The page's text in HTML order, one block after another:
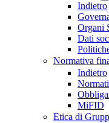
Indietro
Organi
Dati
Normativa
Indietro
MiFID
Etica di